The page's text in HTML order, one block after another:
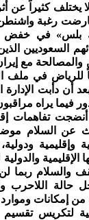
يختلف كثيراً عن
رغبة
في خفض
السعوديين
والمصالحة مع
للرياض في ملف
بعد أن دأبت
فيما يراه
تفاهمات
عن السلام
وإقليمية
الإقليمية
والسلام ربما لن
حالة اللاحرب
إمكانات
لتكريس